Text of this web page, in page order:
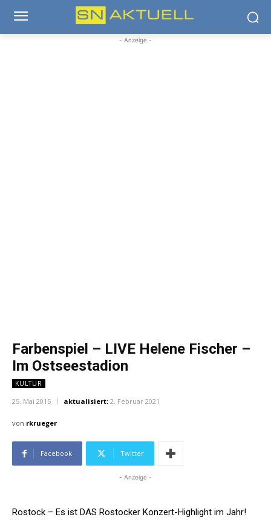
- Anzeige -
Farbenspiel – LIVE Helene Fischer –
Im Ostseestadion
KULTUR
25. Mai 2015 aktualisiert: 2. Februar 2021
von rkrueger
Facebook Twitter
- Anzeige -
Rostock – Es ist DAS Rostocker Konzert-Highlight im Jahr!